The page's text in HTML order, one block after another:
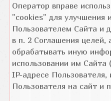
Оператор вправе
"cookies" для улучшения
Пользователем Сайта и
в п. 2 Соглашения целей,
обрабатывать иную
использовании им
IP-адресе
Пользователя на сайт и